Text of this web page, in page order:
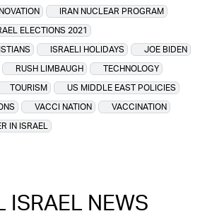
IRAN NUCLEAR PROGRAM
ELECTIONS 2021
ISRAELI HOLIDAYS
JOE BIDEN
RUSH LIMBAUGH
TECHNOLOGY
TOURISM
US MIDDLE EAST POLICIES
VACCI NATION
VACCINATION
IN ISRAEL
ISRAEL NEWS